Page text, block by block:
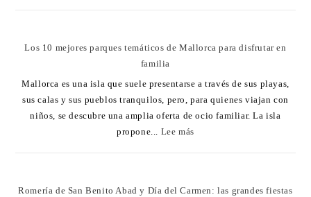
Los 10 mejores parques temáticos de Mallorca para disfrutar en
familia
Mallorca es una isla que suele presentarse a través de sus playas,
sus calas y sus pueblos tranquilos, pero, para quienes viajan con
niños, se descubre una amplia oferta de ocio familiar. La isla
propone... Lee más
Romería de San Benito Abad y Día del Carmen: las grandes fiestas